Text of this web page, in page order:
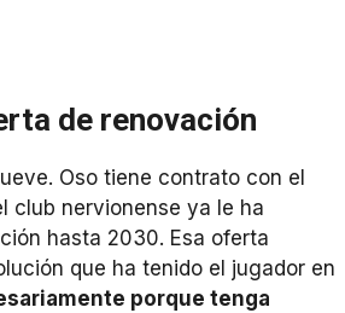
de renovación
Oso tiene contrato con el
club nervionense ya le ha
hasta 2030. Esa oferta
que ha tenido el jugador en
porque tenga